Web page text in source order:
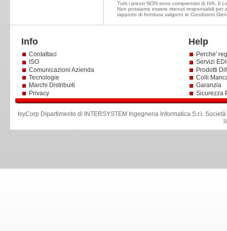
Tutti i prezzi NON sono comprensivi di IVA. Il
Non possiamo essere ritenuti responsabili
rapporto di fornitura valgono le Condizioni
Info Help
Contattaci
ISO
Comunicazioni Azienda
Tecnologie
Marchi Distribuiti
Privacy
Perche'
Servizi
Prodotti
Colli
Garanzia
Sicurezza
IsyCorp Dipartimento di INTERSYSTEM Ingegneria Informatica S.r.l .